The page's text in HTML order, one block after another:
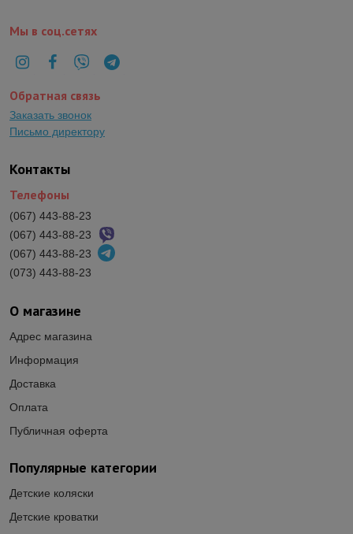
Популярные категории
Детские коляски
Детские кроватки
О магазине
Адрес магазина
Информация
Доставка
Оплата
Публичная оферта
Контакты
Телефоны
(067) 443-88-23
(067) 443-88-23
(067) 443-88-23
(073) 443-88-23
Мы в соц.сетях
Обратная связь
Заказать звонок
Письмо директору